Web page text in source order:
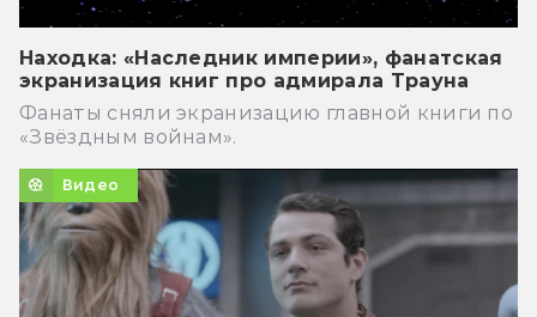
Находка: «Наследник империи», фанатская
экранизация книг про адмирала Трауна
Фанаты сняли экранизацию главной книги по
«Звёздным войнам».
Видео